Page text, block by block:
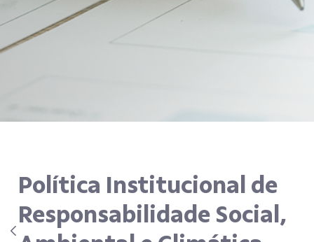
Política Institucional de
Responsabilidade Social,